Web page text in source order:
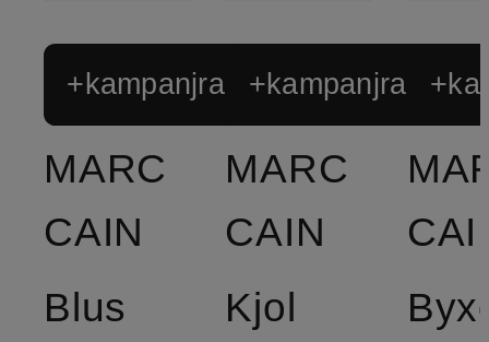
+kampanjrabatt
MARC
CAIN
Blus
+kampanjrabatt
MARC
CAIN
Kjol